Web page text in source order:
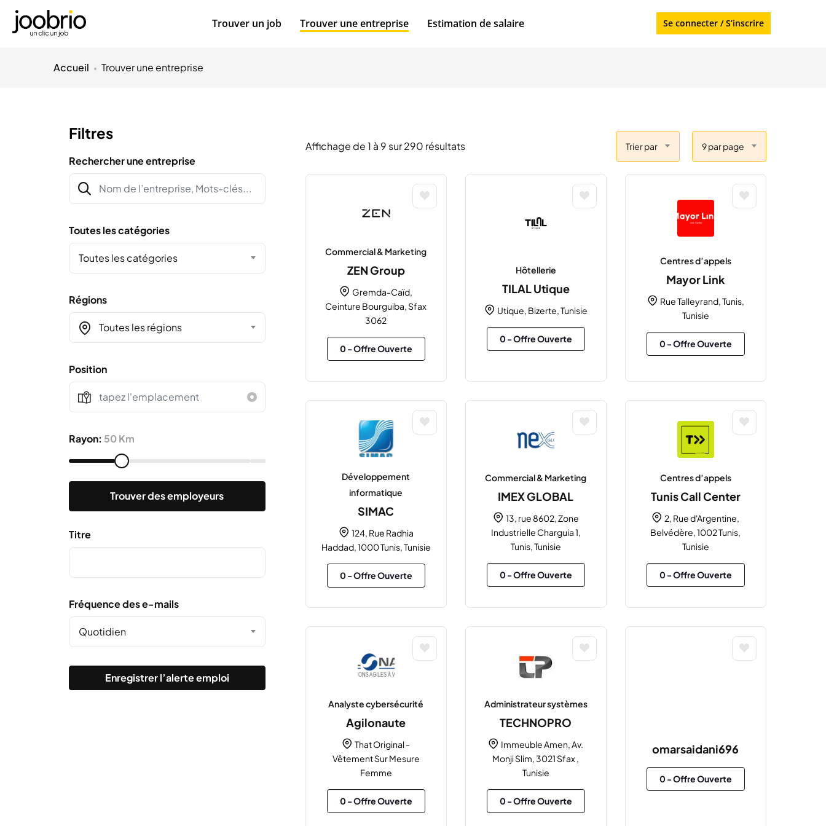
Trouver un job Trouver une entreprise Estimation de salaire Se connecter / S’inscrire
Accueil Trouver une entreprise
Filtres
Rechercher une entreprise
Toutes les catégories
Toutes les catégories
Régions
Toutes les régions
Position
Rayon: 50 Km
Trouver des employeurs
Titre
Fréquence des e-mails
Quotidien
Enregistrer l’alerte emploi
Affichage de1 à 9 sur 290 résultats Trier par 9 par page
Commercial & Marketing
ZEN Group
Gremda-Caïd,
Ceinture Bourguiba, Sfax
3062
0- Offre Ouverte
Hôtellerie
TILAL Utique
Utique, Bizerte, Tunisie
0- Offre Ouverte
Centres d’appels
Mayor Link
Rue Talleyrand, Tunis,
Tunisie
0- Offre Ouverte
Développement
informatique
SIMAC
124, Rue Radhia
Haddad, 1000 Tunis, Tunisie
0- Offre Ouverte
Commercial & Marketing
IMEX GLOBAL
13, rue 8602, Zone
Industrielle Charguia 1,
Tunis, Tunisie
0- Offre Ouverte
Centres d’appels
Tunis Call Center
2, Rue d'Argentine,
Belvédère, 1002 Tunis,
Tunisie
0- Offre Ouverte
Analyste cybersécurité
Agilonaute
That Original -
Vêtement Sur Mesure
Femme
0- Offre Ouverte
Administrateur systèmes
TECHNOPRO
Immeuble Amen, Av.
Monji Slim, 3021 Sfax ,
Tunisie
0- Offre Ouverte
omarsaidani696
0- Offre Ouverte